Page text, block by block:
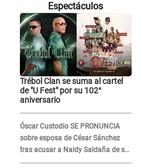
Espectáculos
Trébol Clan se suma al cartel
de "U Fest" por su 102°
aniversario
Óscar Custodio SE PRONUNCIA
sobre esposa de César Sánchez
tras acusar a Naldy Saldaña de ser
PAREJA del músico: "Lo dejo en